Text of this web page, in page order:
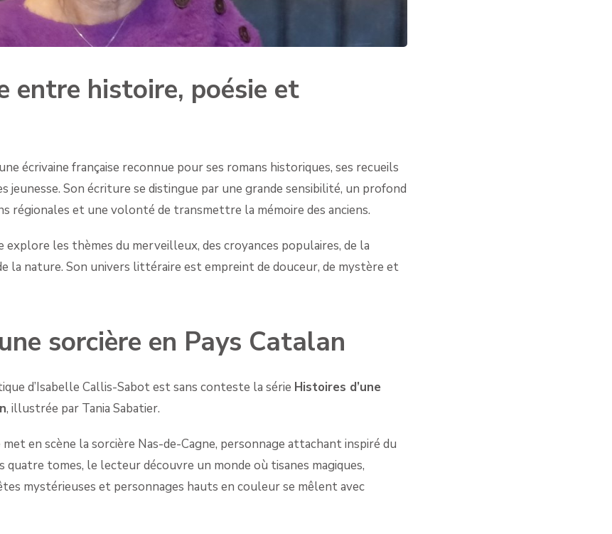
entre histoire, poésie et
écrivaine française reconnue pour ses romans historiques, ses recueils
jeunesse. Son écriture se distingue par une grande sensibilité, un profond
régionales et une volonté de transmettre la mémoire des anciens.
les thèmes du merveilleux, des croyances populaires, de la
la nature. Son univers littéraire est empreint de douceur, de mystère et
sorcière en Pays Catalan
d’Isabelle Callis-Sabot est sans conteste la série Histoires d’une
, illustrée par Tania Sabatier.
en scène la sorcière Nas-de-Cagne, personnage attachant inspiré du
tomes, le lecteur découvre un monde où tisanes magiques,
mystérieuses et personnages hauts en couleur se mêlent avec